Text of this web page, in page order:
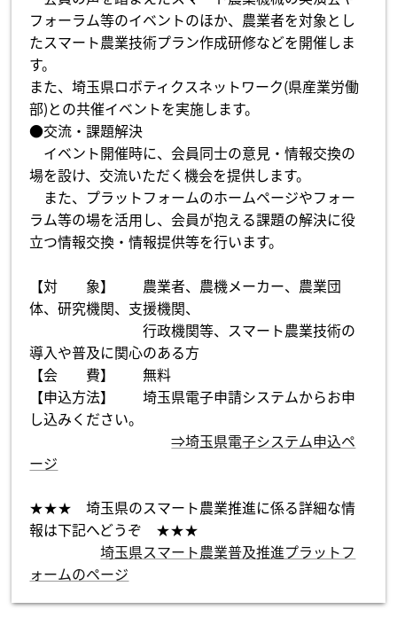
フォーラム等のイベントのほか、農業者を対象とし
たスマート農業技術プラン作成研修などを開催しま
す。
また、埼玉県ロボティクスネットワーク(県産業労働
部)との共催イベントを実施します。
●交流・課題解決
イベント開催時に、会員同士の意見・情報交換の
場を設け、交流いただく機会を提供します。
また、プラットフォームのホームページやフォー
ラム等の場を活用し、会員が抱える課題の解決に役
立つ情報交換・情報提供等を行います。
【対 象】 農業者、農機メーカー、農業団
体、研究機関、支援機関、
行政機関等、スマート農業技術の
導入や普及に関心のある方
【会 費】 無料
【申込方法】 埼玉県電子申請システムからお申
し込みください。
⇒埼玉県電子システム申込ペ
ージ
★★★ 埼玉県のスマート農業推進に係る詳細な情
報は下記へどうぞ ★★★
埼玉県スマート農業普及推進プラットフ
ォームのページ